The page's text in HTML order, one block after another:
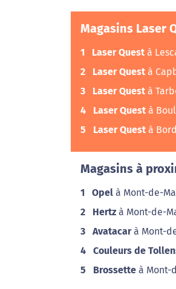
Magasins Laser
1 Laser Quest à
2 Laser Quest à
3 Laser Quest à
4 Laser Quest à
5 Laser Quest à
Magasins à
1 Opel à Mont-de-
2 Hertz à Mont-de-
3 Avatacarà Mont-
4 Couleurs de
5 Brossette à Mont-